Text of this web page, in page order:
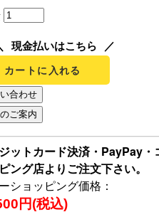
現金払いはこちら
カートに入れる
ットカード決済・PayPay
ング店よりご注文下さい。
ショッピング価格：
円(税込)